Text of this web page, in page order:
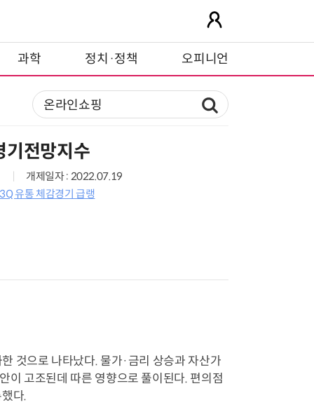
과학 정치·정책 오피니언
기전망지수
개제일자 : 2022.07.19
유통 체감경기 급랭
것으로 나타났다. 물가·금리 상승과 자산가
이 고조된데 따른 영향으로 풀이된다. 편의점
다.